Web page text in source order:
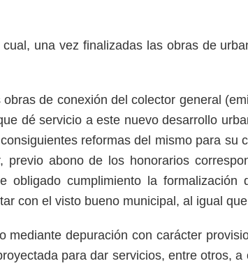
una vez finalizadas las obras de
de conexión del colector general
dé servicio a este nuevo desarrollo
reformas del mismo para su
abono de los honorarios
cumplimiento la formalización
con el visto bueno municipal, al igual
depuración con carácter
para dar servicios, entre otros,